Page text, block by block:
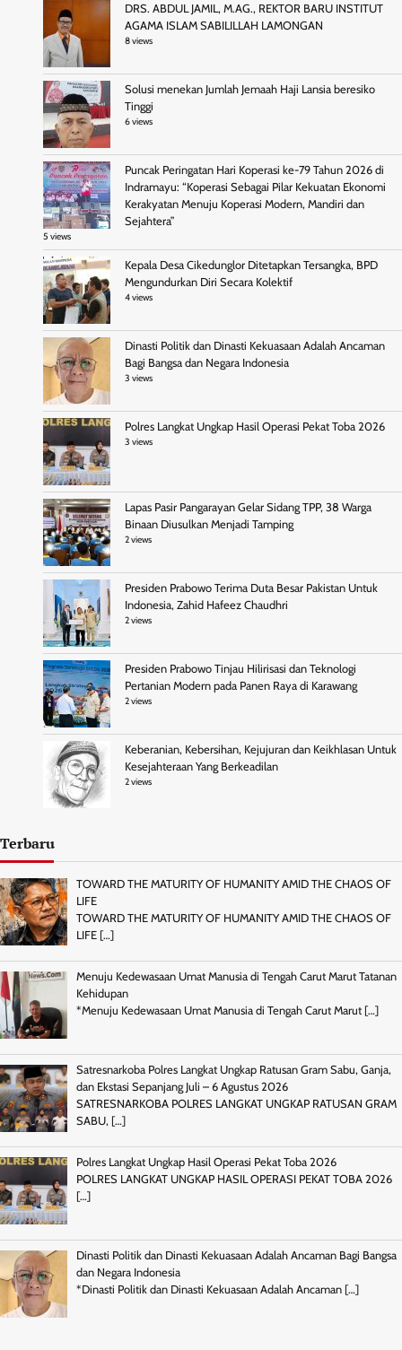
DRS. ABDUL JAMIL, M.AG., REKTOR BARU INSTITUT
AGAMA ISLAM SABILILLAH LAMONGAN
8 views
Solusi menekan Jumlah Jemaah Haji Lansia beresiko
Tinggi
6 views
Puncak Peringatan Hari Koperasi ke-79 Tahun 2026 di
Indramayu: “Koperasi Sebagai Pilar Kekuatan Ekonomi
Kerakyatan Menuju Koperasi Modern, Mandiri dan
Sejahtera”
5 views
Kepala Desa Cikedunglor Ditetapkan Tersangka, BPD
Mengundurkan Diri Secara Kolektif
4 views
Dinasti Politik dan Dinasti Kekuasaan Adalah Ancaman
Bagi Bangsa dan Negara Indonesia
3 views
Polres Langkat Ungkap Hasil Operasi Pekat Toba 2026
3 views
Lapas Pasir Pangarayan Gelar Sidang TPP, 38 Warga
Binaan Diusulkan Menjadi Tamping
2 views
Presiden Prabowo Terima Duta Besar Pakistan Untuk
Indonesia, Zahid Hafeez Chaudhri
2 views
Presiden Prabowo Tinjau Hilirisasi dan Teknologi
Pertanian Modern pada Panen Raya di Karawang
2 views
Keberanian, Kebersihan, Kejujuran dan Keikhlasan Untuk
Kesejahteraan Yang Berkeadilan
2 views
Terbaru
TOWARD THE MATURITY OF HUMANITY AMID THE CHAOS OF
LIFE
TOWARD THE MATURITY OF HUMANITY AMID THE CHAOS OF
LIFE […]
Menuju Kedewasaan Umat Manusia di Tengah Carut Marut Tatanan
Kehidupan
*Menuju Kedewasaan Umat Manusia di Tengah Carut Marut […]
Satresnarkoba Polres Langkat Ungkap Ratusan Gram Sabu, Ganja,
dan Ekstasi Sepanjang Juli – 6 Agustus 2026
SATRESNARKOBA POLRES LANGKAT UNGKAP RATUSAN GRAM
SABU, […]
Polres Langkat Ungkap Hasil Operasi Pekat Toba 2026
POLRES LANGKAT UNGKAP HASIL OPERASI PEKAT TOBA 2026
[…]
Dinasti Politik dan Dinasti Kekuasaan Adalah Ancaman Bagi Bangsa
dan Negara Indonesia
*Dinasti Politik dan Dinasti Kekuasaan Adalah Ancaman […]